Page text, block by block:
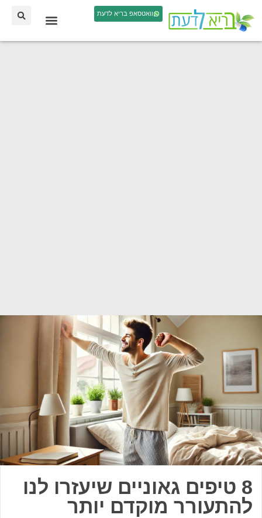
וואטסאפ בריא לדעת
8 טיפים גאוניים שיעזרו לנו
להתעורר מוקדם יותר